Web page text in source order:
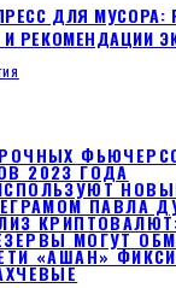
ДЛЯ МУСОРА:
РЕКОМЕНДАЦИИ
2023 ГОДА
ПАВЛА
МОГУТ
«АШАН»